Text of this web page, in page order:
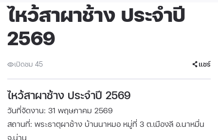
ไหว้สาผาช้าง ประจำปี
2569
เปิดชม 45 แชร์
ไหว้สาผาช้าง ประจำปี 2569
วันที่จัดงาน: 31 พฤษภาคม 2569
สถานที่: พระธาตุผาช้าง บ้านนาหมอ หมู่ที่ 3 ต.เมืองลี อ.นาหมื่น
จ.น่าน